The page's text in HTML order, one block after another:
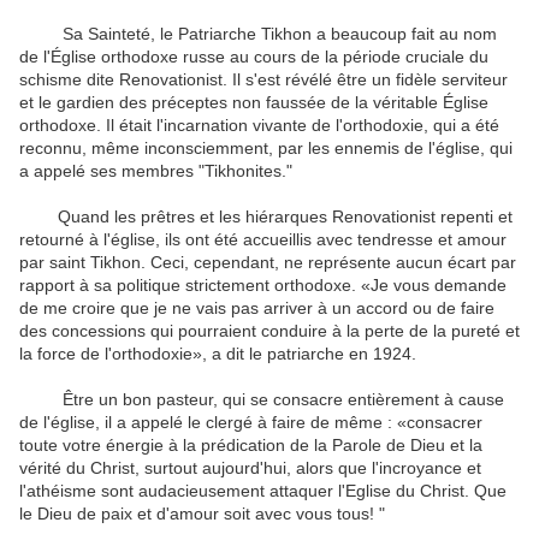
Sa Sainteté, le Patriarche Tikhon a beaucoup fait au nom
de l'Église orthodoxe russe au cours de la période cruciale du
schisme dite Renovationist. Il s'est révélé être un fidèle serviteur
et le gardien des préceptes non faussée de la véritable Église
orthodoxe. Il était l'incarnation vivante de l'orthodoxie, qui a été
reconnu, même inconsciemment, par les ennemis de l'église, qui
a appelé ses membres "Tikhonites."
Quand les prêtres et les hiérarques Renovationist repenti et
retourné à l'église, ils ont été accueillis avec tendresse et amour
par saint Tikhon. Ceci, cependant, ne représente aucun écart par
rapport à sa politique strictement orthodoxe. «Je vous demande
de me croire que je ne vais pas arriver à un accord ou de faire
des concessions qui pourraient conduire à la perte de la pureté et
la force de l'orthodoxie», a dit le patriarche en 1924.
Être un bon pasteur, qui se consacre entièrement à cause
de l'église, il a appelé le clergé à faire de même : «consacrer
toute votre énergie à la prédication de la Parole de Dieu et la
vérité du Christ, surtout aujourd'hui, alors que l'incroyance et
l'athéisme sont audacieusement attaquer l'Eglise du Christ. Que
le Dieu de paix et d'amour soit avec vous tous! "